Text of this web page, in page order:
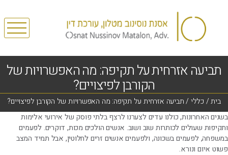
תביעה אזרחית על תקיפה: מה האפשרויות של
הקורבן לפיצויים?
בית/ כללי/תביעה אזרחית על תקיפה: מה האפשרויות של הקורבן לפיצויים?
בשנים האחרונות, כולנו עדים לצערנו לרצף בלתי פוסק של אירועי אלימות
ותקיפות שעולים לכותרות שוב ושוב. אנשים הולכים מכות, דוקרים. לפעמים
במשפחה, לפעמים בשכונה, ולפעמים אנשים זרים לחלוטין, אבל תמיד המצב
פשוט איום ונורא.